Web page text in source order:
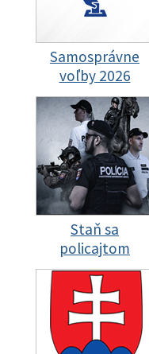
Samosprávne
voľby 2026
Staň sa
policajtom